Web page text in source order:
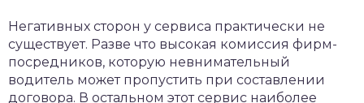
Негативных сторон у сервиса практически не
существует. Разве что высокая комиссия фирм-
посредников, которую невнимательный
водитель может пропустить при составлении
договора. В остальном этот сервис наиболее